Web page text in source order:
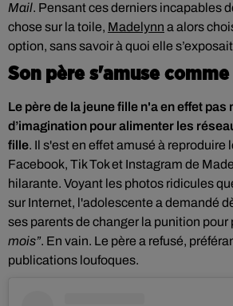
Mail. Pensant ces derniers incapables
chose sur la toile, Madelynn a alors
option, sans savoir à quoi elle
Son père s'amuse
Le père de la jeune fille n'a en effet pas
d’imagination pour alimenter les
fille. Il s'est en effet amusé à reproduire
Facebook, Tik Tok et Instagram de
hilarante. Voyant les photos ridicules
sur Internet, l'adolescente a demandé
ses parents de changer la punition pour
mois”. En vain. Le père a refusé,
publications loufoques.